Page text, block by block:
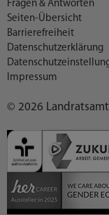
© 2026
Fragen & Antworten
Seiten-Übersicht
Barrierefreiheit
Datenschutzerklärung
Impressum